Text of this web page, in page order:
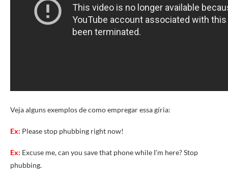
Veja alguns exemplos de como empregar essa gíria:
Ex: Please stop phubbing right now!
Ex: Excuse me, can you save that phone while I’m here? Stop
phubbing.